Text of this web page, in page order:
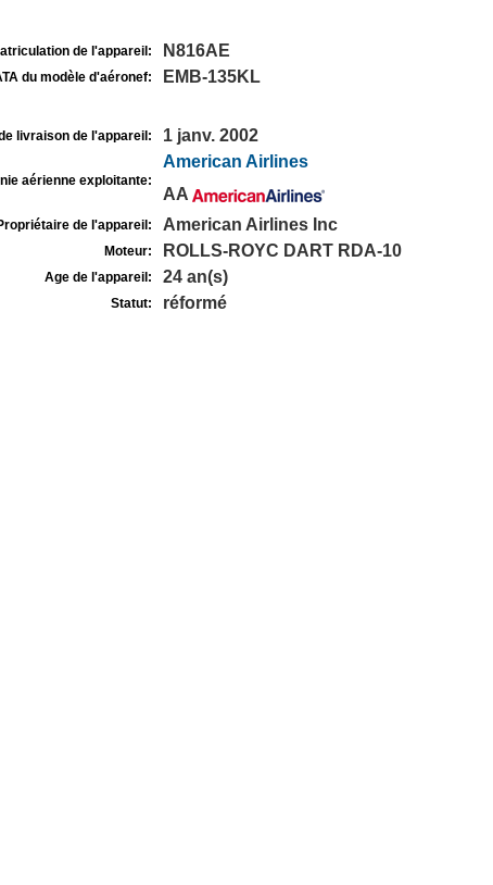
de l'appareil: N816AE
du modèle d'aéronef: EMB-135KL
livraison de l'appareil: 1 janv. 2002
aérienne exploitante:
American Airlines
AA
de l'appareil: American Airlines Inc
Moteur: ROLLS-ROYC DART RDA-10
Age de l'appareil: 24 an(s)
Statut: réformé